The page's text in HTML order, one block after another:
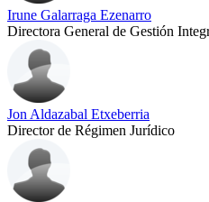
Irune Galarraga Ezenarro
Directora General de Gestión
Jon Aldazabal Etxeberria
Director de Régimen Jurídico